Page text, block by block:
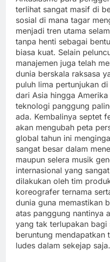
terlihat sangat masif di
sosial di mana tagar
menjadi tren utama
tanpa henti sebagai
biasa kuat. Selain
manajemen juga telah
dunia berskala raksasa
puluh lima pertunjukan
dari Asia hingga
teknologi panggung
ada. Kembalinya septet
akan mengubah peta
global tahun ini
sangat besar dalam
maupun selera musik
internasional yang
dilakukan oleh tim
koreografer ternama
dunia guna memastikan
atas panggung nantinya
yang tak terlupakan bagi
beruntung mendapatkan
ludes dalam sekejap saja.